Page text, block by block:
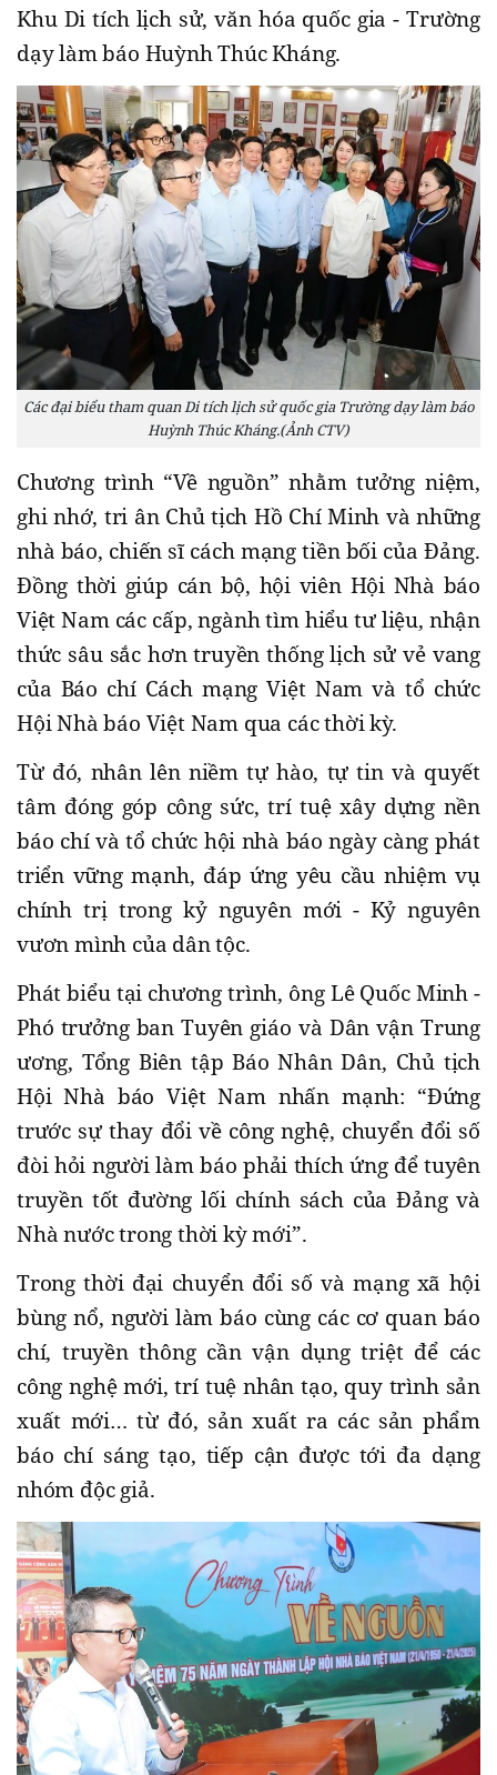
Khu Di tích lịch sử, văn hóa quốc gia - Trường
dạy làm báo Huỳnh Thúc Kháng.
Các đại biểu tham quan Di tích lịch sử quốc gia Trường dạy làm báo
Huỳnh Thúc Kháng.(Ảnh CTV)
Chương trình “Về nguồn” nhằm tưởng niệm,
ghi nhớ, tri ân Chủ tịch Hồ Chí Minh và những
nhà báo, chiến sĩ cách mạng tiền bối của Đảng.
Đồng thời giúp cán bộ, hội viên Hội Nhà báo
Việt Nam các cấp, ngành tìm hiểu tư liệu, nhận
thức sâu sắc hơn truyền thống lịch sử vẻ vang
của Báo chí Cách mạng Việt Nam và tổ chức
Hội Nhà báo Việt Nam qua các thời kỳ.
Từ đó, nhân lên niềm tự hào, tự tin và quyết
tâm đóng góp công sức, trí tuệ xây dựng nền
báo chí và tổ chức hội nhà báo ngày càng phát
triển vững mạnh, đáp ứng yêu cầu nhiệm vụ
chính trị trong kỷ nguyên mới - Kỷ nguyên
vươn mình của dân tộc.
Phát biểu tại chương trình, ông Lê Quốc Minh -
Phó trưởng ban Tuyên giáo và Dân vận Trung
ương, Tổng Biên tập Báo Nhân Dân, Chủ tịch
Hội Nhà báo Việt Nam nhấn mạnh: “Đứng
trước sự thay đổi về công nghệ, chuyển đổi số
đòi hỏi người làm báo phải thích ứng để tuyên
truyền tốt đường lối chính sách của Đảng và
Nhà nước trong thời kỳ mới”.
Trong thời đại chuyển đổi số và mạng xã hội
bùng nổ, người làm báo cùng các cơ quan báo
chí, truyền thông cần vận dụng triệt để các
công nghệ mới, trí tuệ nhân tạo, quy trình sản
xuất mới… từ đó, sản xuất ra các sản phẩm
báo chí sáng tạo, tiếp cận được tới đa dạng
nhóm độc giả.